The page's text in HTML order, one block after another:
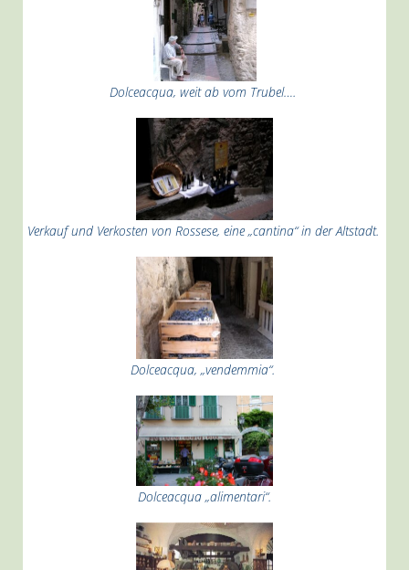
Dolceacqua, weit ab vom Trubel….
Verkauf und Verkosten von Rossese, eine „cantina“ in der Altstadt.
Dolceacqua, „vendemmia“.
Dolceacqua „alimentari“.